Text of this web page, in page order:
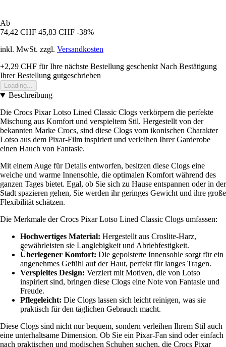
Ab
74,42 CHF 45,83 CHF -38%
inkl. MwSt. zzgl. Versandkosten
+2,29 CHF für Ihre nächste Bestellung geschenkt Nach Bestätigung
Ihrer Bestellung gutgeschrieben
Loading...
Beschreibung
Die Crocs Pixar Lotso Lined Classic Clogs verkörpern die perfekte
Mischung aus Komfort und verspieltem Stil. Hergestellt von der
bekannten Marke Crocs, sind diese Clogs vom ikonischen Charakter
Lotso aus dem Pixar-Film inspiriert und verleihen Ihrer Garderobe
einen Hauch von Fantasie.
Mit einem Auge für Details entworfen, besitzen diese Clogs eine
weiche und warme Innensohle, die optimalen Komfort während des
ganzen Tages bietet. Egal, ob Sie sich zu Hause entspannen oder in der
Stadt spazieren gehen, Sie werden ihr geringes Gewicht und ihre große
Flexibilität schätzen.
Die Merkmale der Crocs Pixar Lotso Lined Classic Clogs umfassen:
Hochwertiges Material: Hergestellt aus Croslite-Harz,
gewährleisten sie Langlebigkeit und Abriebfestigkeit.
Überlegener Komfort: Die gepolsterte Innensohle sorgt für ein
angenehmes Gefühl auf der Haut, perfekt für langes Tragen.
Verspieltes Design: Verziert mit Motiven, die von Lotso
inspiriert sind, bringen diese Clogs eine Note von Fantasie und
Freude.
Pflegeleicht: Die Clogs lassen sich leicht reinigen, was sie
praktisch für den täglichen Gebrauch macht.
Diese Clogs sind nicht nur bequem, sondern verleihen Ihrem Stil auch
eine unterhaltsame Dimension. Ob Sie ein Pixar-Fan sind oder einfach
nach praktischen und modischen Schuhen suchen, die Crocs Pixar